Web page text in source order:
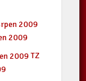
2009
TZ